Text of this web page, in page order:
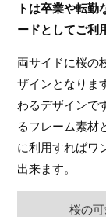
トは卒業や転勤
ードとしてご利
両サイドに桜の
ザインとなりま
わるデザインで
るフレーム素材
に利用すればワ
出来ます。
桜の